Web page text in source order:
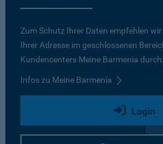
Zum Schutz Ihrer Daten empfehlen
Ihrer Adresse im geschlossenen
Kundencenters Meine Barmenia
Infos zu Meine Barmenia
Login